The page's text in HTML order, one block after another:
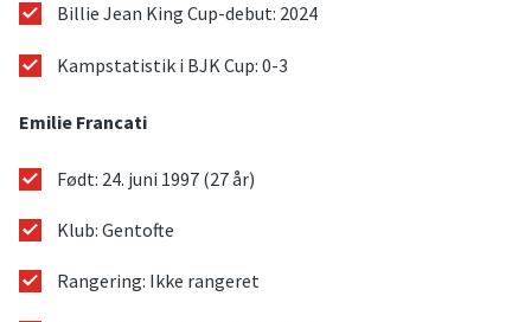
Billie Jean King Cup-debut: 2024
Kampstatistik i BJK Cup: 0-3
Emilie Francati
Født: 24. juni 1997 (27 år)
Klub: Gentofte
Rangering: Ikke rangeret